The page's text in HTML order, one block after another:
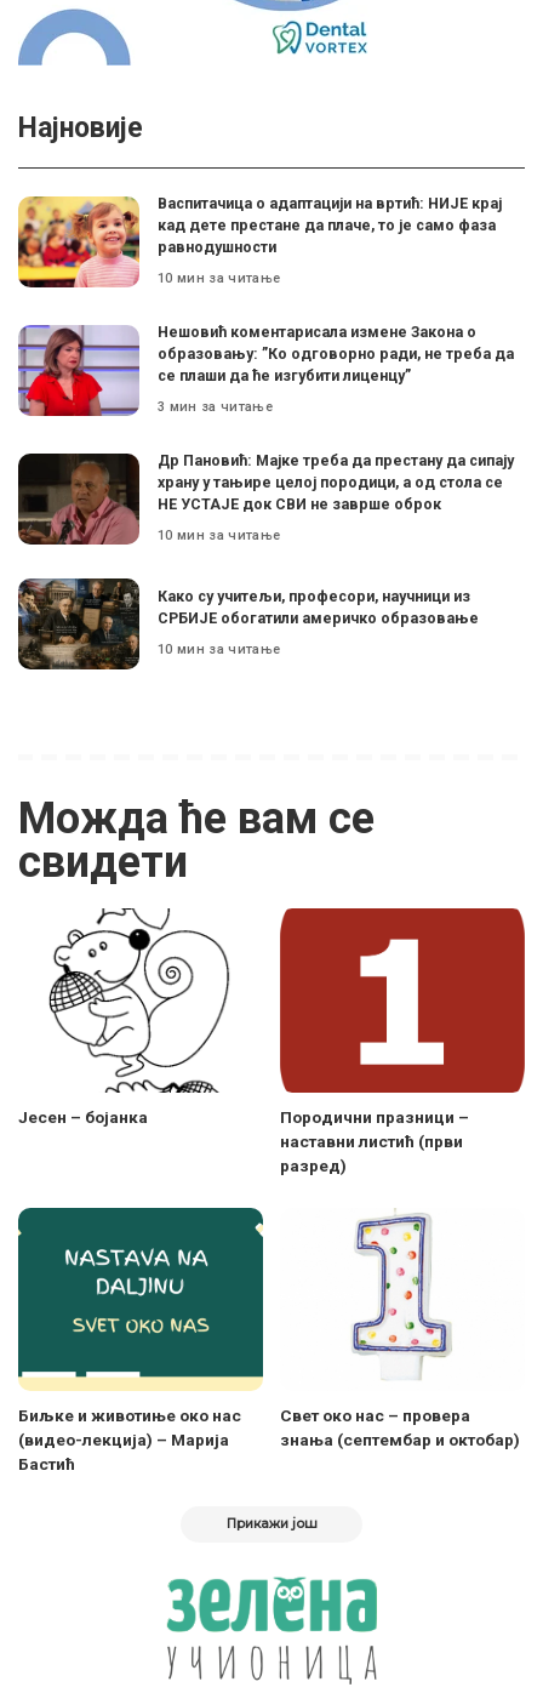
Најновије
Васпитачица о адаптацији на вртић: НИЈЕ крај
кад дете престане да плаче, то је само фаза
равнодушности
10 мин за читање
Нешовић коментарисала измене Закона о
образовању: ”Ко одговорно ради, не треба да
се плаши да ће изгубити лиценцу”
3 мин за читање
Др Пановић: Мајке треба да престану да сипају
храну у тањире целој породици, а од стола се
НЕ УСТАЈЕ док СВИ не заврше оброк
10 мин за читање
Како су учитељи, професори, научници из
СРБИЈЕ обогатили америчко образовање
10 мин за читање
Можда ће вам се
свидети
Јесен – бојанка
Породични празници –
наставни листић (први
разред)
Биљке и животиње око нас
(видео-лекција) – Марија
Бастић
Свет око нас – провера
знања (септембар и октобар)
Прикажи још